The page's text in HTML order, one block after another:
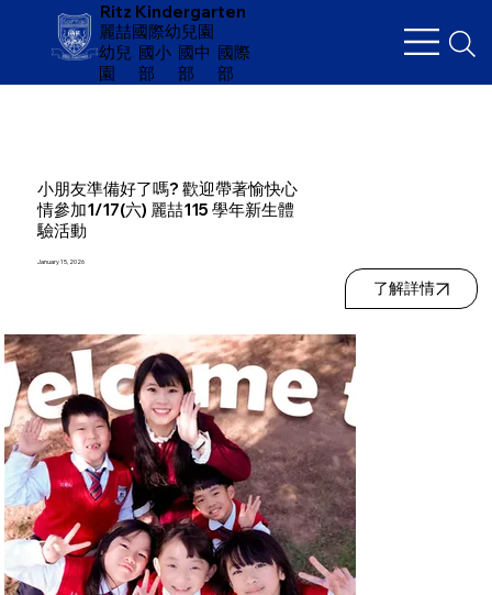
Ritz Kindergarten
麗喆國際幼兒園
幼兒
園
​國小
部
國中
部
國際
部
小朋友準備好了嗎? 歡迎帶著愉快心
情參加1/17(六) 麗喆115 學年新生體
驗活動
January 15, 2026
了解詳情